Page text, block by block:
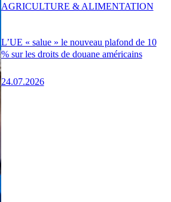
L’UE « salue » le nouveau plafond de 10
% sur les droits de douane américains
24.07.2026
AGRICULTURE & ALIMENTATION